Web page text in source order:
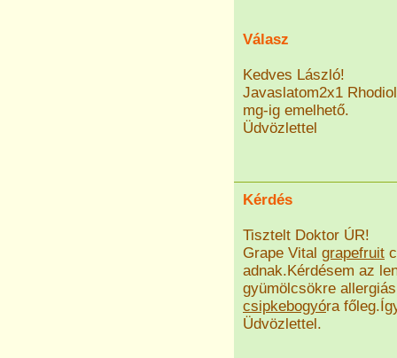
Válasz
Kedves László!
Javaslatom2x1
mg-ig emelhető.
Üdvözlettel
Kérdés
Tisztelt Doktor ÚR!
Grape Vital grapefruit
adnak.Kérdésem az
gyümölcsökre
csipkebogyóra
Üdvözlettel.